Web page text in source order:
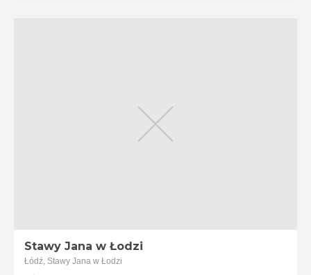
Stawy Jana w Łodzi
Łódź, Stawy Jana w Łodzi